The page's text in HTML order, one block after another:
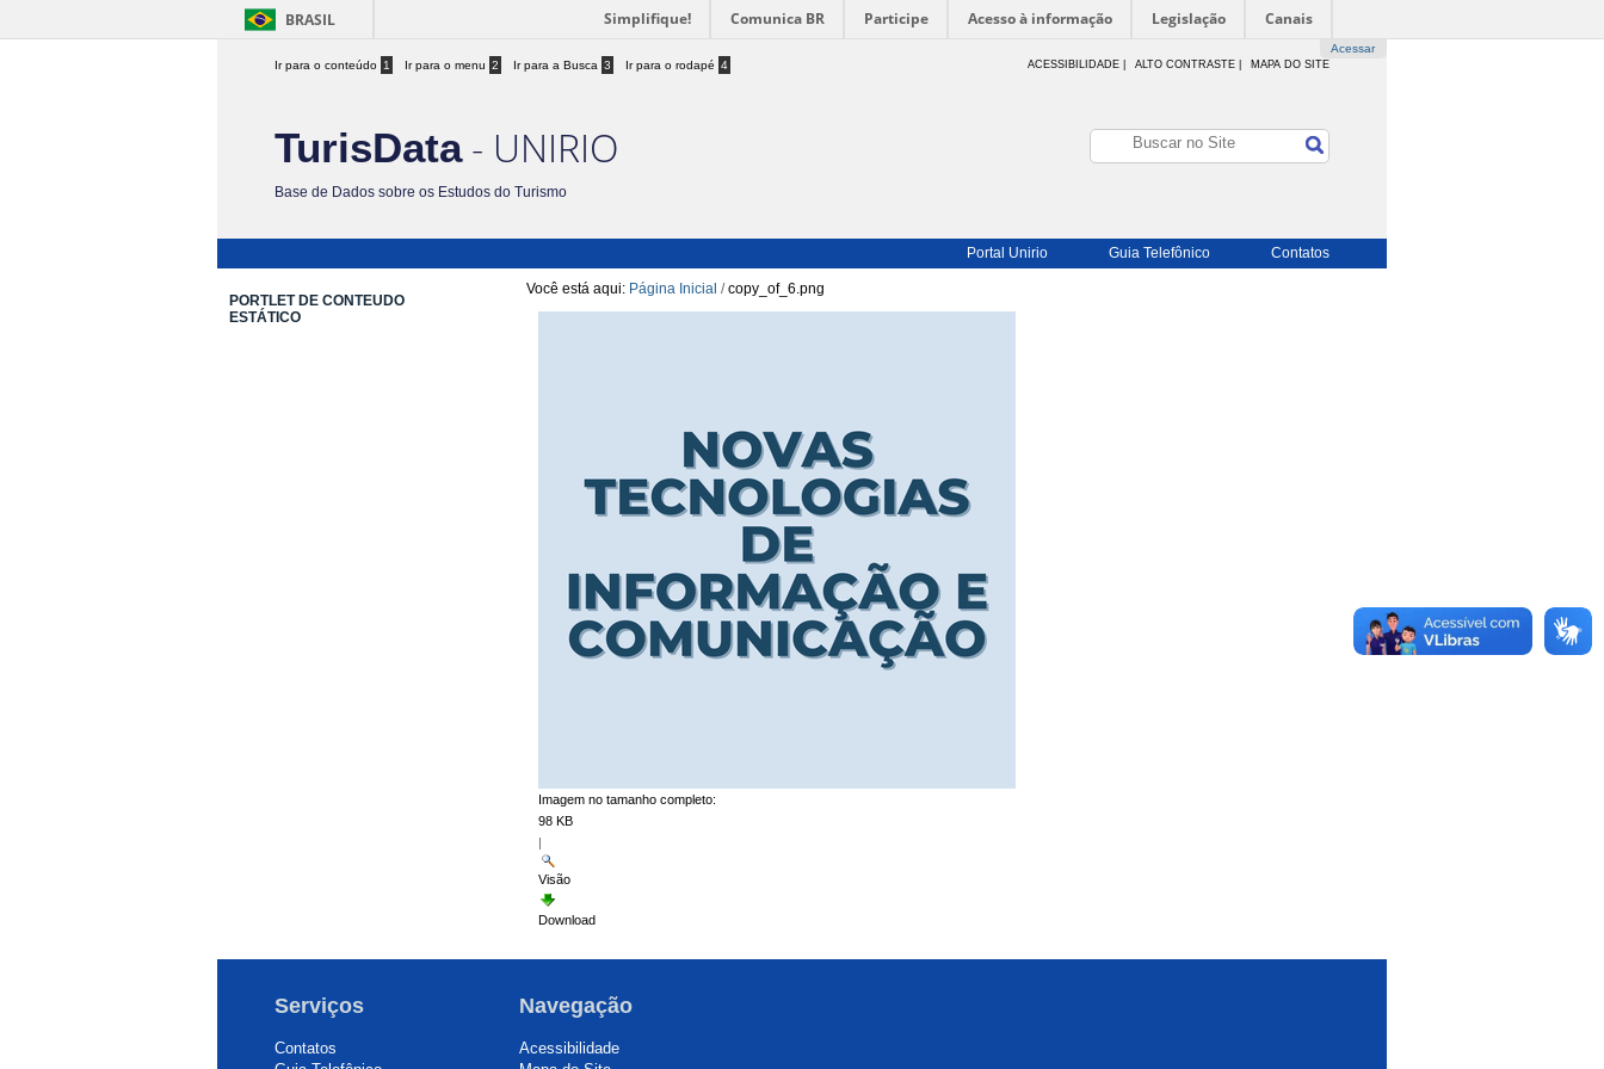
BRASIL Simplifique! Comunica BR Participe Acesso à informação Legislação Canais
Acessar
Ir para o conteúdo 1 Ir para o menu 2 Ir para a Busca 3 Ir para o rodapé 4 ACESSIBILIDADE ALTO CONTRASTE | MAPA DO SITE
TurisData- UNIRIO
Base de Dados sobre os Estudos do Turismo
Portal Unirio Guia Telefônico Contatos
Você está aqui: Página Inicial /copy_of_6.png
Imagem no tamanho completo:
98 KB
|
Visão
Download
PORTLET DE CONTEUDO
ESTÁTICO
Serviços
Contatos
Navegação
Acessibilidade